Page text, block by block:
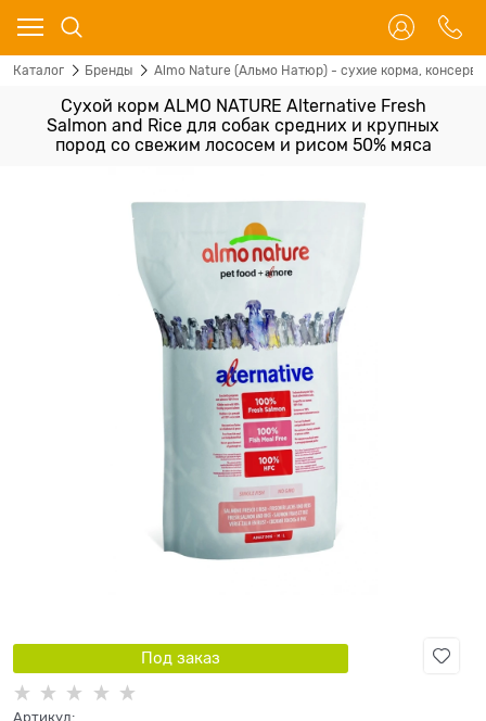
Каталог Бренды Almo Nature (Альмо Натюр) - сухие корма,
Сухой корм ALMO NATURE Alternative Fresh
Salmon and Rice для собак средних и крупных
пород со свежим лососем и рисом 50% мяса
Под заказ
Артикул: